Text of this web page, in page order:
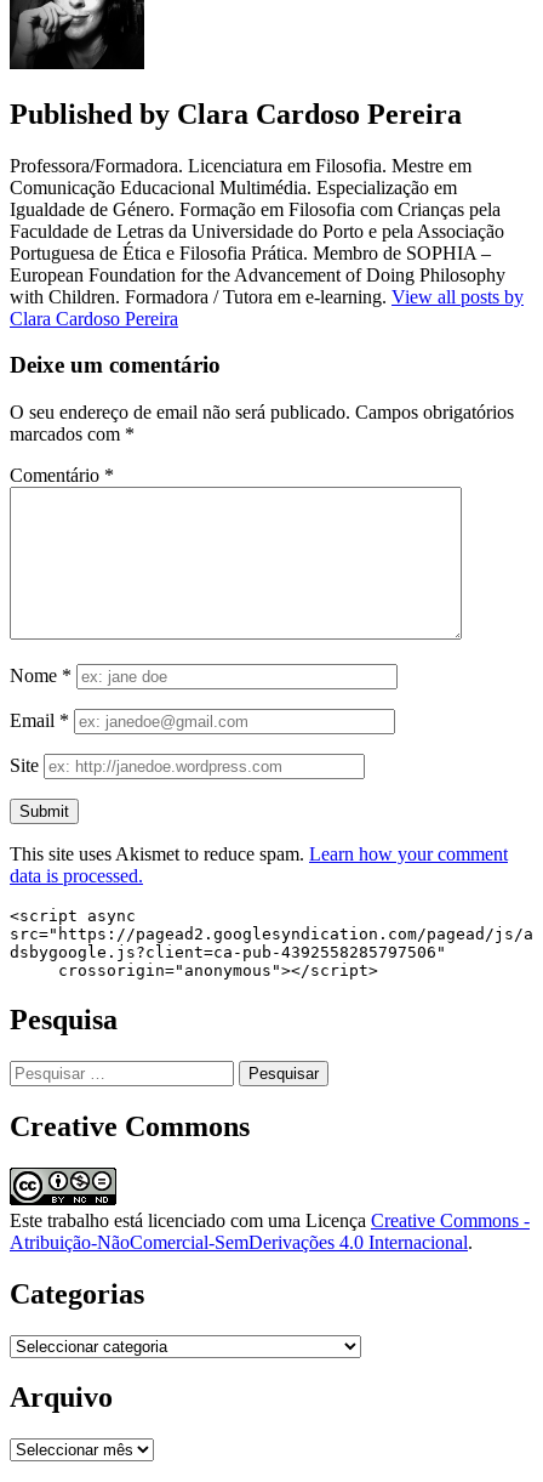
Published by Clara Cardoso Pereira
Professora/Formadora. Licenciatura em Filosofia. Mestre em
Comunicação Educacional Multimédia. Especialização em
Igualdade de Género. Formação em Filosofia com Crianças pela
Faculdade de Letras da Universidade do Porto e pela Associação
Portuguesa de Ética e Filosofia Prática. Membro de SOPHIA –
European Foundation for the Advancement of Doing Philosophy
with Children. Formadora / Tutora em e-learning. View all posts by
Clara Cardoso Pereira
Deixe um comentário
O seu endereço de email não será publicado. Campos obrigatórios
marcados com *
Comentário *
Nome *
Email *
Site
This site uses Akismet to reduce spam. Learn how your comment
data is processed.
<script async
src="https://pagead2.googlesyndication.com/pagead/js/a
dsbygoogle.js?client=ca-pub-4392558285797506"
     crossorigin="anonymous"></script>
Pesquisa
Pesquisar
por:
Creative Commons
Este trabalho está licenciado com uma Licença Creative Commons -
Atribuição-NãoComercial-SemDerivações 4.0 Internacional.
Categorias
Categorias
Arquivo
Arquivo